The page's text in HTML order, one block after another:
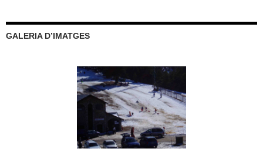
GALERIA D’IMATGES